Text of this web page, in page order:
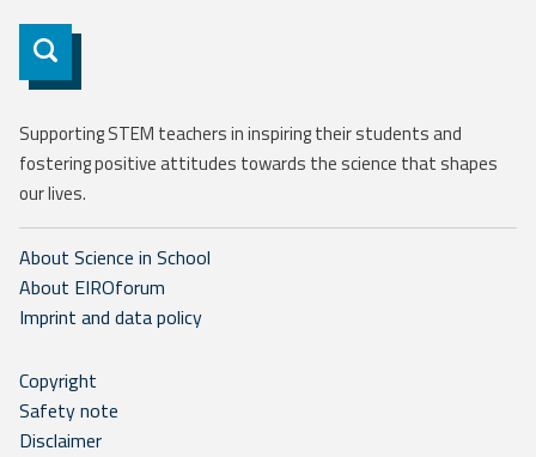
Subscribe
Supporting STEM teachers in inspiring their students and
fostering positive attitudes towards the science that shapes
our lives.
About Science in School
About EIROforum
Imprint and data policy
Copyright
Safety note
Disclaimer